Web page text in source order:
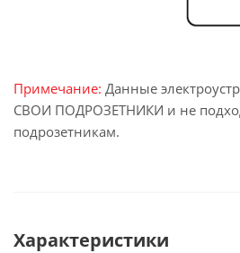
Примечание: Данные
СВОИ ПОДРОЗЕТНИКИ и не
подрозетникам.
Характеристики